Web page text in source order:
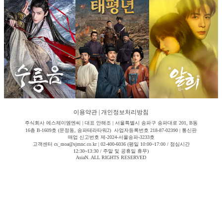
이용약관 개인정보처리방침
주식회사 에스제이엠엔씨 | 대표 안해조 | 서울특별시 송파구 송파대로 201, B동
16층 B-1609호 (문정동, 송파테라타워2) 사업자등록번호 218-87-02390 | 통신판
매업 신고번호 제-2024-서울송파-3233호
고객센터 cs_moa@sjmnc.co.kr | 02-400-6036 (평일 10:00~17:00 / 점심시간
12:30~13:30 / 주말 및 공휴일 휴무)
AsiaN. ALL RIGHTS RESERVED